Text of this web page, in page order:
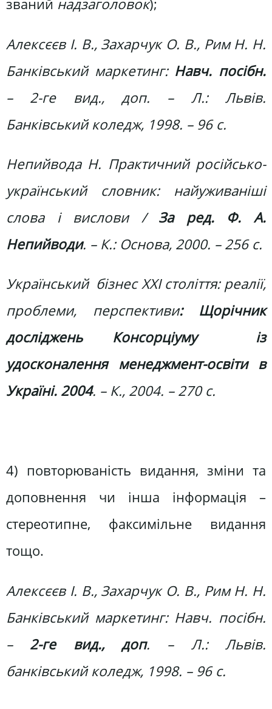
званий надзаголовок);
Алексєєв І. В., Захарчук О. В., Рим Н. Н.
Банківський маркетинг: Навч. посібн.
– 2-ге вид., доп. – Л.: Львів.
Банківський коледж, 1998. – 96 с.
Непийвода Н. Практичний російсько-
український словник: найуживаніші
слова і вислови / За ред. Ф. А.
Непийводи. – К.: Основа, 2000. – 256 с.
Український бізнес ХХІ століття: реалії,
проблеми, перспективи: Щорічник
досліджень Консорціуму із
удосконалення менеджмент-освіти в
Україні. 2004. – К., 2004. – 270 с.
4) повторюваність видання, зміни та
доповнення чи інша інформація –
стереотипне, факсимільне видання
тощо.
Алексєєв І. В., Захарчук О. В., Рим Н. Н.
Банківський маркетинг: Навч. посібн.
– 2-ге вид., доп. – Л.: Львів.
банківський коледж, 1998. – 96 с.